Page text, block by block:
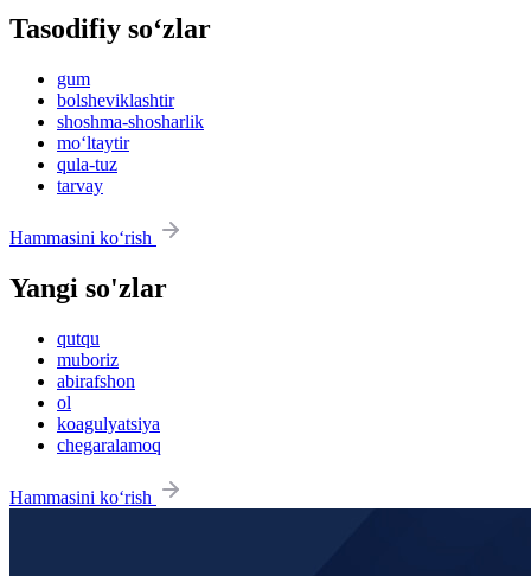
Tasodifiy so‘zlar
gum
bolsheviklashtir
shoshma-shosharlik
mo‘ltaytir
qula-tuz
tarvay
Hammasini ko‘rish
Yangi so'zlar
qutqu
muboriz
abirafshon
ol
koagulyatsiya
chegaralamoq
Hammasini ko‘rish